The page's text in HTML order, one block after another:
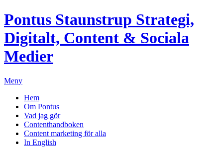
Pontus Staunstrup Strategi,
Digitalt, Content & Sociala
Medier
Meny
Hem
Om Pontus
Vad jag gör
Contenthandboken
Content marketing för alla
In English